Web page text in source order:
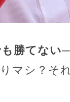
勝てない
マシ？そ